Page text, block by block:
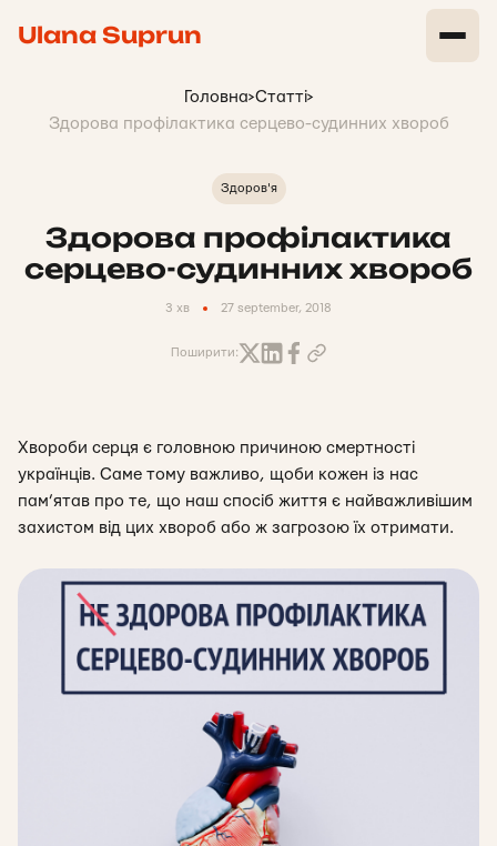
Ulana Suprun
Головна>Статті>
Здорова профілактика серцево-судинних хвороб
Здоров'я
Здорова профілактика
серцево-судинних хвороб
3 хв 27 september, 2018
Поширити:
Хвороби серця є головною причиною смертності
українців. Саме тому важливо, щоби кожен із нас
пам’ятав про те, що наш спосіб життя є найважливішим
захистом від цих хвороб або ж загрозою їх отримати.